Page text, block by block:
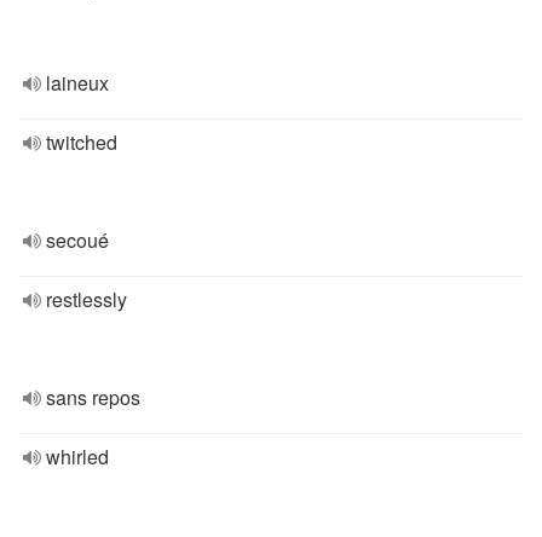
laineux
twitched
secoué
restlessly
sans repos
whirled